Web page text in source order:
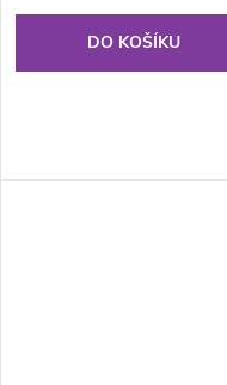
DO KOŠÍKU